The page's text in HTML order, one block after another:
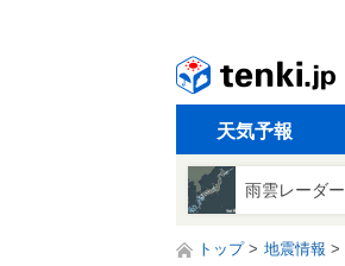
天気予報
雨雲レーダー
トップ 地震情報